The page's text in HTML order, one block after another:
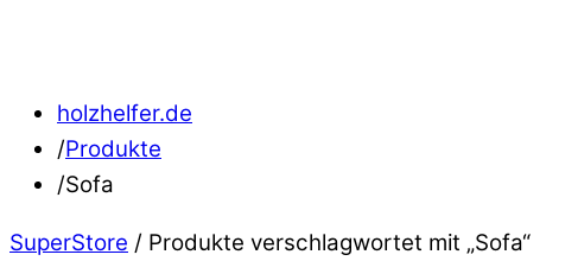
holzhelfer.de
/Produkte
/Sofa
SuperStore / Produkte verschlagwortet mit „Sofa“